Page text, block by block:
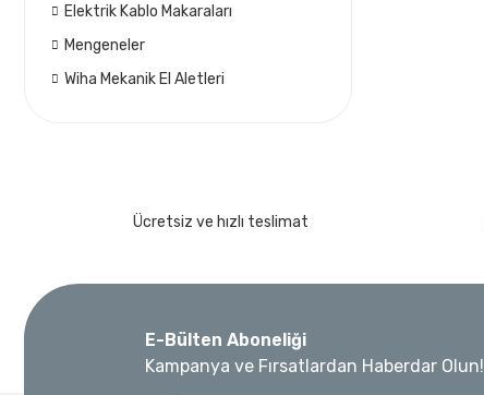
Elektrik Kablo Makaraları
Mengeneler
Wiha Mekanik El Aletleri
Ücretsiz ve hızlı teslimat
E-Bülten Aboneliği
Kampanya ve Fırsatlardan Haberdar Olun!